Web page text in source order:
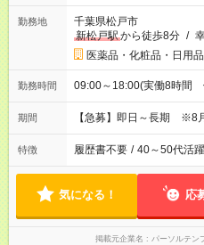
勤務地
千葉県松戸市
新松戸駅から徒歩8分 /
医薬品・化粧品・日用
勤務時間 09:00～18:00(実働8時間
期間 【急募】即日～長期 ※8
特徴 履歴書不要 / 40～50代活
気になる！ 応
掲載元企業名 パーソルテン